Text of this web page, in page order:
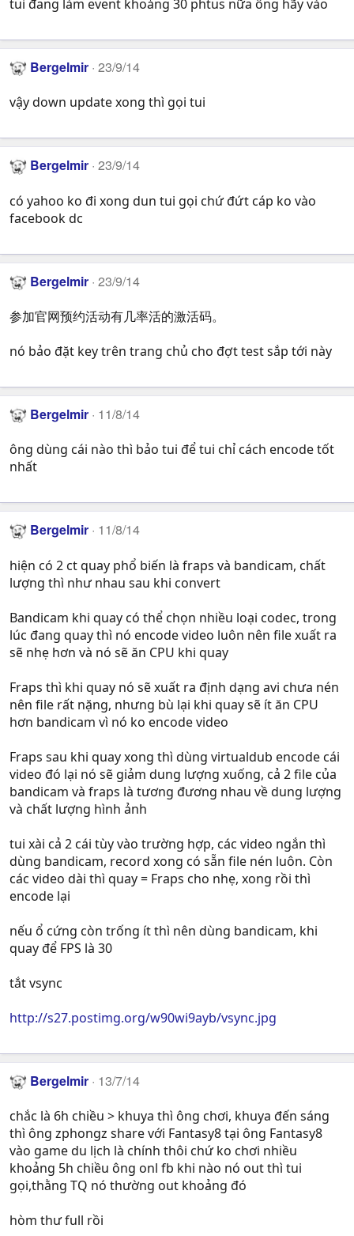
tui đang làm event khoảng 30 phtus nữa ông hãy vào
Bergelmir 23/9/14
vậy down update xong thì gọi tui
Bergelmir 23/9/14
có yahoo ko đi xong dun tui gọi chứ đứt cáp ko vào
facebook dc
Bergelmir 23/9/14
参加官网预约活动有几率活的激活码。
nó bảo đặt key trên trang chủ cho đợt test sắp tới này
Bergelmir 11/8/14
ông dùng cái nào thì bảo tui để tui chỉ cách encode tốt
nhất
Bergelmir 11/8/14
hiện có 2 ct quay phổ biến là fraps và bandicam, chất
lượng thì như nhau sau khi convert
Bandicam khi quay có thể chọn nhiều loại codec, trong
lúc đang quay thì nó encode video luôn nên file xuất ra
sẽ nhẹ hơn và nó sẽ ăn CPU khi quay
Fraps thì khi quay nó sẽ xuất ra định dạng avi chưa nén
nên file rất nặng, nhưng bù lại khi quay sẽ ít ăn CPU
hơn bandicam vì nó ko encode video
Fraps sau khi quay xong thì dùng virtualdub encode cái
video đó lại nó sẽ giảm dung lượng xuống, cả 2 file của
bandicam và fraps là tương đương nhau về dung lượng
và chất lượng hình ảnh
tui xài cả 2 cái tùy vào trường hợp, các video ngắn thì
dùng bandicam, record xong có sẵn file nén luôn. Còn
các video dài thì quay = Fraps cho nhẹ, xong rồi thì
encode lại
nếu ổ cứng còn trống ít thì nên dùng bandicam, khi
quay để FPS là 30
tắt vsync
http://s27.postimg.org/w90wi9ayb/vsync.jpg
Bergelmir 13/7/14
chắc là 6h chiều > khuya thì ông chơi, khuya đến sáng
thì ông zphongz share với Fantasy8 tại ông Fantasy8
vào game du lịch là chính thôi chứ ko chơi nhiều
khoảng 5h chiều ông onl fb khi nào nó out thì tui
gọi,thằng TQ nó thường out khoảng đó
hòm thư full rồi